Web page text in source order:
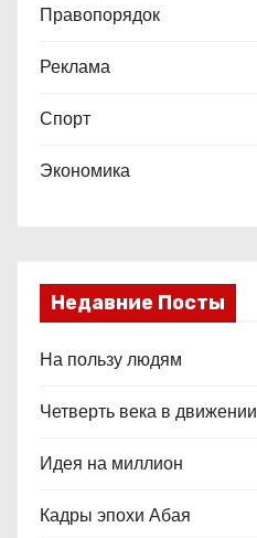
Правопорядок
Реклама
Спорт
Экономика
Недавние Посты
На пользу людям
Четверть века в движении
Идея на миллион
Кадры эпохи Абая